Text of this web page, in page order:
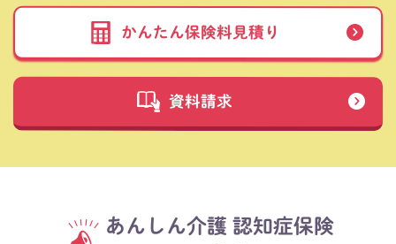
かんたん保険料見積り
資料請求
あんしん介護 認知症保険